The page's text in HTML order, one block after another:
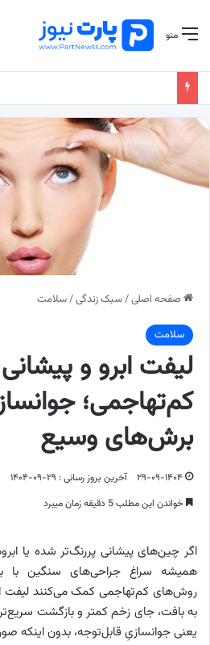
منو
صفحه اصلی/سبک زندگی/سلامت
سلامت
لیفت ابرو و
کم‌تهاجمی؛
برش‌های وسیع
۲۹-۰۹-۱۴۰۴
آخرین بروز رسانی : ۲۹-۰۹-۱۴۰۴
خواندن این مطلب 5 دقیقه زمان میبرد
اگر چین‌های پیشانی پررنگ‌تر شده یا
همیشه سراغ جراحی‌های سنگین با
روش‌های کم‌تهاجمی کمک می‌کنند لیفت
به بافت، جای زخم کمتر و بازگشت سریع‌تر
یعنی جوانسازیِ قابل‌توجه، بدون اینکه